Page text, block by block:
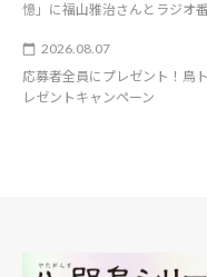
憶」に福山雅治さんとラジオ
2026.08.07
応募者全員にプレゼント！鳥
レゼントキャンペーン